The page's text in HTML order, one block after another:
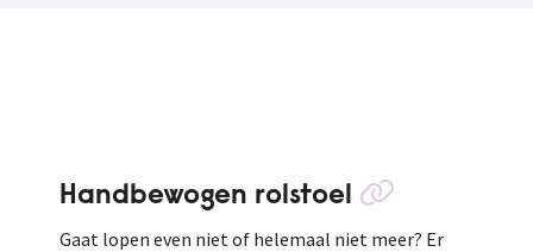
Handbewogen rolstoel
Gaat lopen even niet of helemaal niet meer? Er